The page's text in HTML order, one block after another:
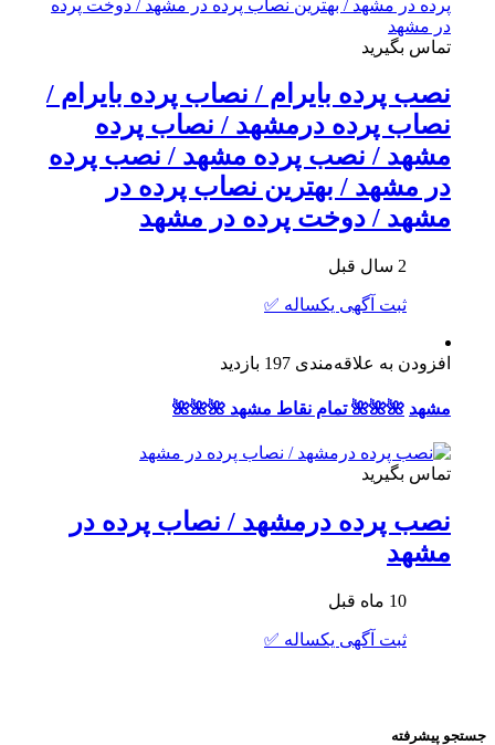
تماس بگیرید
نصب پرده بایرام / نصاب پرده بایرام /
نصاب پرده درمشهد / نصاب پرده
مشهد / نصب پرده مشهد / نصب پرده
در مشهد / بهترین نصاب پرده در
مشهد / دوخت پرده در مشهد
2 سال قبل
ثبت آگهی یکساله ✅
افزودن به علاقه‌مندی 197 بازدید
مشهد 🌺🌺🌺 تمام نقاط مشهد 🌺🌺🌺
تماس بگیرید
نصب پرده درمشهد / نصاب پرده در
مشهد
10 ماه قبل
ثبت آگهی یکساله ✅
جستجو پیشرفته